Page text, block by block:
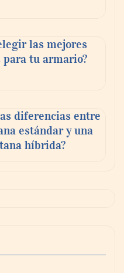
las mejores
para tu armario?
diferencias entre
estándar y una
híbrida?